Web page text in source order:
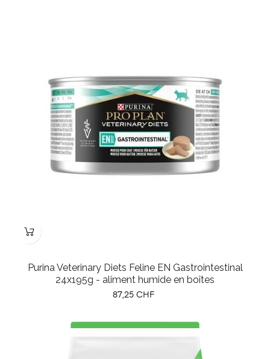
Purina Veterinary Diets Feline EN Gastrointestinal
24x195g - aliment humide en boîtes
Prix
87,25 CHF